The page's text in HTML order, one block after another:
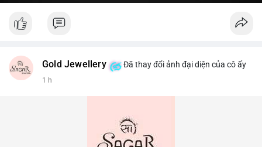
Gold Jewellery Đã thay đổi ảnh đại diện của cô ấy
1 h